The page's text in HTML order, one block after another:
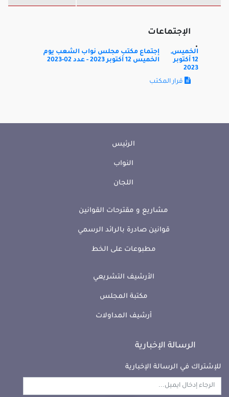
نور الهدى سبائطي
كتلة الأمانة والعمل
كتلة الأمانة والعمل
كتلة لينتصر الشعب
كتلة صوت الجمهورية
الإجتماعات
الخميس,
12 أكتوبر
2023
إجتماع مكتب مجلس نواب الشعب يوم
الخميس 12 أكتوبر 2023 - عدد 02-2023
قرار المكتب
الرئيس
النواب
اللجان
مشاريع و مقترحات القوانين
قوانين صادرة بالرائد الرسمي
مطبوعات على الخط
الأرشيف التشريعي
مكتبة المجلس
أرشيف المداولات
الرسالة الإخبارية
للإشتراك في الرسالة الإخبارية